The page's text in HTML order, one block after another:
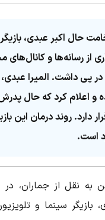
حال اکبر عبدی،
از رسانه‌ها و
در پی داشت. المیرا
و اعلام کرد که حال
دارد. روند درمان این
است.
به نقل از جماران، در
بازیگر سینما و